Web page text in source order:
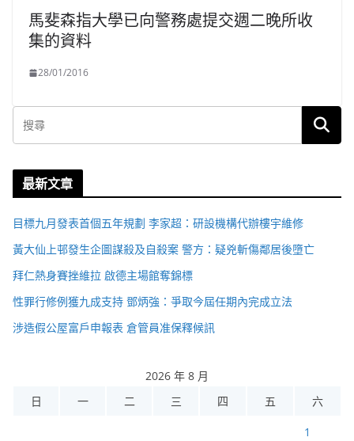
馬斐森指大學已向警務處提交週二晚所收
集的資料
28/01/2016
最新文章
目標九月發表首個五年規劃 李家超：研設機構代辦樓宇維修
黃大仙上邨發生企圖謀殺及自殺案 警方：疑兇斬傷鄰居後墮亡
拜仁熱身賽挫維拉 啟德主場館奪錦標
性罪行修例獲九成支持 鄧炳強：爭取今屆任期內完成立法
涉造假公屋富戶申報表 倉管員准保釋候訊
2026 年 8 月
日
一 二 三 四 五 六
1